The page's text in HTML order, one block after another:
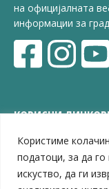
Користиме
податоци, за да
искуство, да ги
на официјалната
информации за
КОРИСНИ
ЗЕЛС – Заедница
Центар за развој
Јавно комунално